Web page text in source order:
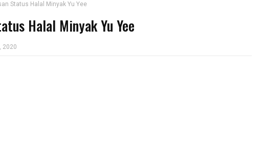
Status Halal Minyak Yu Yee
Halal Minyak Yu Yee
2020